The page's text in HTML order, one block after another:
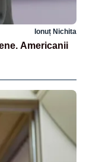
Ionuț Nichita
Americanii